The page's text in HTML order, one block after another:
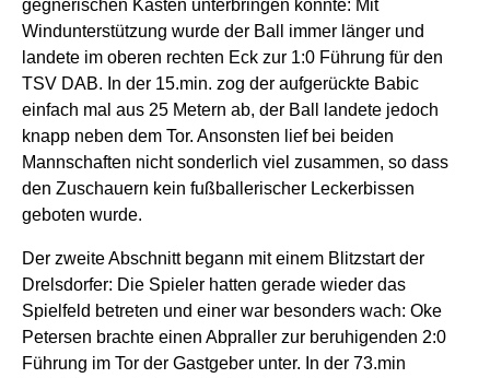
gegnerischen Kasten unterbringen konnte: Mit
Windunterstützung wurde der Ball immer länger und
landete im oberen rechten Eck zur 1:0 Führung für den
TSV DAB. In der 15.min. zog der aufgerückte Babic
einfach mal aus 25 Metern ab, der Ball landete jedoch
knapp neben dem Tor. Ansonsten lief bei beiden
Mannschaften nicht sonderlich viel zusammen, so dass
den Zuschauern kein fußballerischer Leckerbissen
geboten wurde.
Der zweite Abschnitt begann mit einem Blitzstart der
Drelsdorfer: Die Spieler hatten gerade wieder das
Spielfeld betreten und einer war besonders wach: Oke
Petersen brachte einen Abpraller zur beruhigenden 2:0
Führung im Tor der Gastgeber unter. In der 73.min